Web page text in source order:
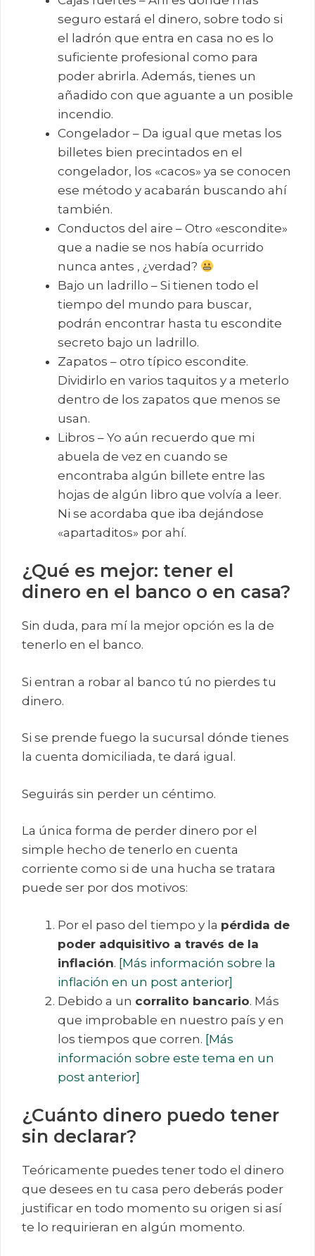
seguro estará el dinero, sobre todo si
el ladrón que entra en casa no es lo
suficiente profesional como para
poder abrirla. Además, tienes un
añadido con que aguante a un posible
incendio.
Congelador – Da igual que metas los
billetes bien precintados en el
congelador, los «cacos» ya se conocen
ese método y acabarán buscando ahí
también.
Conductos del aire – Otro «escondite»
que a nadie se nos había ocurrido
nunca antes , ¿verdad?
Bajo un ladrillo – Si tienen todo el
tiempo del mundo para buscar,
podrán encontrar hasta tu escondite
secreto bajo un ladrillo.
Zapatos – otro típico escondite.
Dividirlo en varios taquitos y a meterlo
dentro de los zapatos que menos se
usan.
Libros – Yo aún recuerdo que mi
abuela de vez en cuando se
encontraba algún billete entre las
hojas de algún libro que volvía a leer.
Ni se acordaba que iba dejándose
«apartaditos» por ahí.
¿Qué es mejor: tener el
dinero en el banco o en casa?
Sin duda, para mí la mejor opción es la de
tenerlo en el banco.
Si entran a robar al banco tú no pierdes tu
dinero.
Si se prende fuego la sucursal dónde tienes
la cuenta domiciliada, te dará igual.
Seguirás sin perder un céntimo.
La única forma de perder dinero por el
simple hecho de tenerlo en cuenta
corriente como si de una hucha se tratara
puede ser por dos motivos:
Por el paso del tiempo y la pérdida de
poder adquisitivo a través de la
inflación. [Más información sobre la
inflación en un post anterior]
Debido a un corralito bancario. Más
que improbable en nuestro país y en
los tiempos que corren. [Más
información sobre este tema en un
post anterior]
¿Cuánto dinero puedo tener
sin declarar?
Teóricamente puedes tener todo el dinero
que desees en tu casa pero deberás poder
justificar en todo momento su origen si así
te lo requirieran en algún momento.